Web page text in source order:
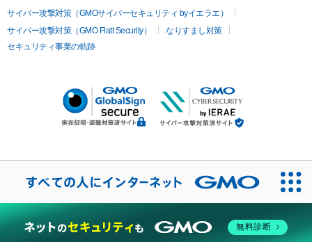
サイバー攻撃対策（GMOサイバーセキュリティ byイエラエ）
サイバー攻撃対策（GMO Flatt Security）
なりすまし対策
セキュリティ事業の軌跡
無料診断